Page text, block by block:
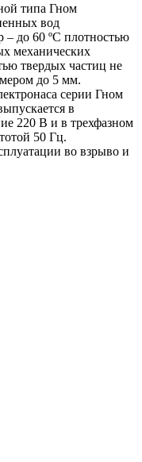
типа Гном
вод
– до 60 ºС плотностью
механических
твердых частиц не
до 5 мм.
серии Гном
в
220 В и в трехфазном
50 Гц.
во взрыво и